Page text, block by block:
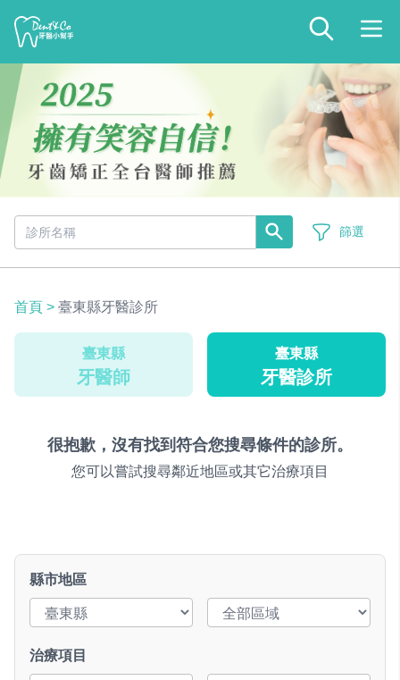
篩選
首頁 > 臺東縣牙醫診所
臺東縣
牙醫師
臺東縣
牙醫診所
很抱歉，沒有找到符合您搜尋條件的診所。
您可以嘗試搜尋鄰近地區或其它治療項目
縣市地區
治療項目